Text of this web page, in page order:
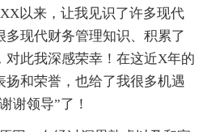
以来，让我见识了许多现代
现代财务管理知识、积累了
对此我深感荣幸！在这近X年的
扬和荣誉，也给了我很多机遇
谢领导”了！